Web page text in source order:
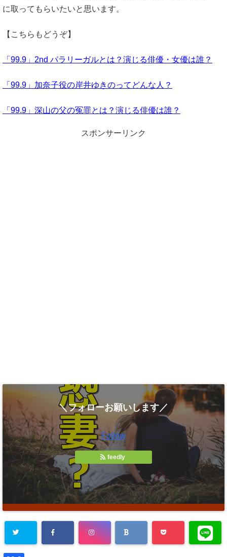
に取ってもらいたいと思います。
【こちらもどうぞ】
「99.9」2nd パラリーガルとは？演じる俳優・女優は誰？
「99.9」加奈子役の岸井ゆきのってどんな人？
「99.9」深山の父の冤罪とは？演じる俳優は誰？
スポンサーリンク
＼フォローお願いします／
Follow
feedly